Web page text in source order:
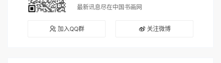
最新讯息尽在中国书画网
加入QQ群 关注微博